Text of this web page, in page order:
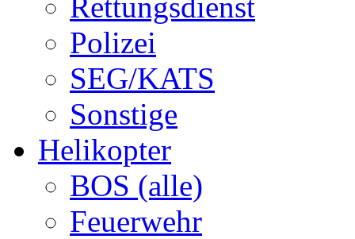
Polizei
SEG/KATS
Sonstige
Helikopter
BOS (alle)
Feuerwehr